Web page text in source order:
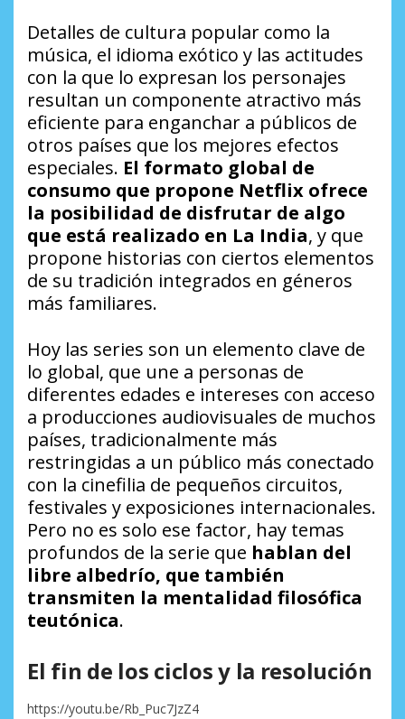
Detalles de cultura popular como la
música, el idioma exótico y las actitudes
con la que lo expresan los personajes
resultan un componente atractivo más
eficiente para enganchar a públicos de
otros países que los mejores efectos
especiales. El formato global de
consumo que propone Netflix ofrece
la posibilidad de disfrutar de algo
que está realizado en La India, y que
propone historias con ciertos elementos
de su tradición integrados en géneros
más familiares.
Hoy las series son un elemento clave de
lo global, que une a personas de
diferentes edades e intereses con acceso
a producciones audiovisuales de muchos
países, tradicionalmente más
restringidas a un público más conectado
con la cinefilia de pequeños circuitos,
festivales y exposiciones internacionales.
Pero no es solo ese factor, hay temas
profundos de la serie que hablan del
libre albedrío, que también
transmiten la mentalidad filosófica
teutónica.
El fin de los ciclos y la resolución
https://youtu.be/Rb_Puc7JzZ4